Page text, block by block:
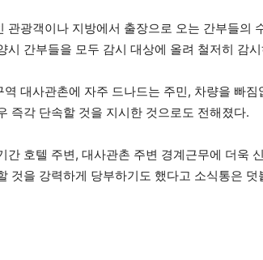
관광객이나 지방에서 출장으로 오는 간부들의
시 간부들을 모두 감시 대상에 올려 철저히 감
대사관촌에 자주 드나드는 주민, 차량을 빠
즉각 단속할 것을 지시한 것으로도 전해졌다.
간 호텔 주변, 대사관촌 주변 경계근무에 더욱
것을 강력하게 당부하기도 했다고 소식통은 덧